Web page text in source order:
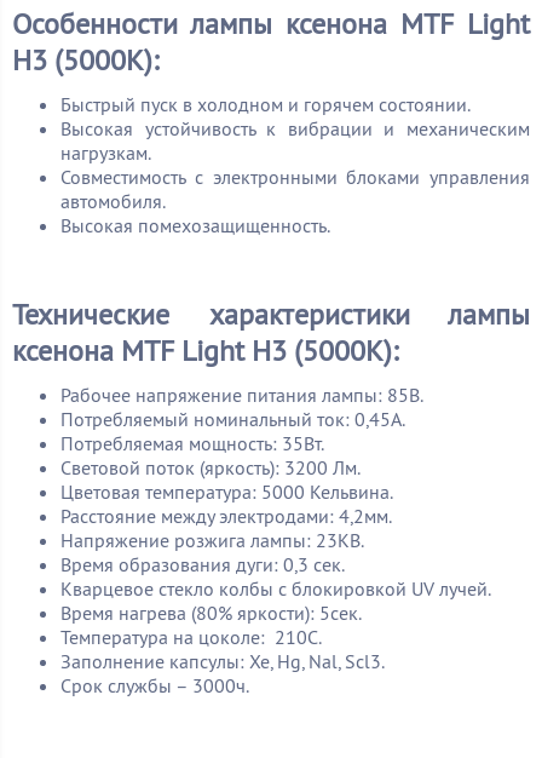
Особенности лампы ксенона MTF Light
H3 (5000K):
Быстрый пуск в холодном и горячем состоянии.
Высокая устойчивость к вибрации и механическим
нагрузкам.
Совместимость с электронными блоками управления
автомобиля.
Высокая помехозащищенность.
Технические характеристики лампы
ксенона MTF Light H3 (5000K):
Рабочее напряжение питания лампы: 85В.
Потребляемый номинальный ток: 0,45А.
Потребляемая мощность: 35Вт.
Световой поток (яркость): 3200 Лм.
Цветовая температура: 5000 Кельвина.
Расстояние между электродами: 4,2мм.
Напряжение розжига лампы: 23КВ.
Время образования дуги: 0,3 сек.
Кварцевое стекло колбы с блокировкой UV лучей.
Время нагрева (80% яркости): 5сек.
Температура на цоколе: 210С.
Заполнение капсулы: Xe, Hg, Nal, Scl3.
Срок службы – 3000ч.